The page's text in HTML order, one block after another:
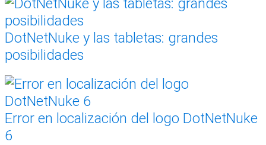
DotNetNuke y las tabletas: grandes
posibilidades
Error en localización del logo DotNetNuke
6